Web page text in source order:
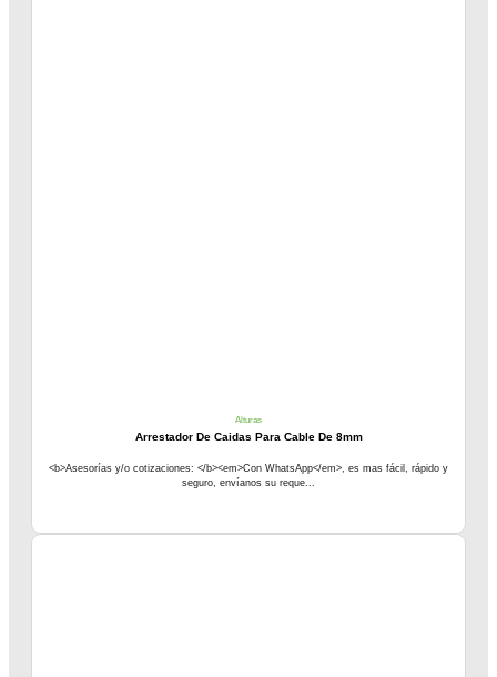
Alturas
Arrestador De Caidas Para Cable De 8mm
<b>Asesorías y/o cotizaciones: </b><em>Con WhatsApp</em>, es mas fácil, rápido y
seguro, envíanos su reque...